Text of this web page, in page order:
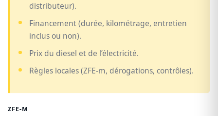
distributeur).
Financement (durée, kilométrage, entretien
inclus ou non).
Prix du diesel et de l’électricité.
Règles locales (ZFE‑m, dérogations, contrôles).
ZFE‑M